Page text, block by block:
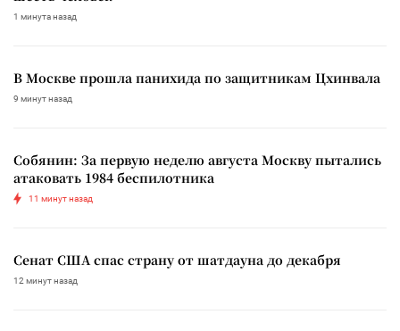
1 минута назад
В Москве прошла панихида по защитникам Цхинвала
9 минут назад
Собянин: За первую неделю августа Москву пытались
атаковать 1984 беспилотника
11 минут назад
Сенат США спас страну от шатдауна до декабря
12 минут назад